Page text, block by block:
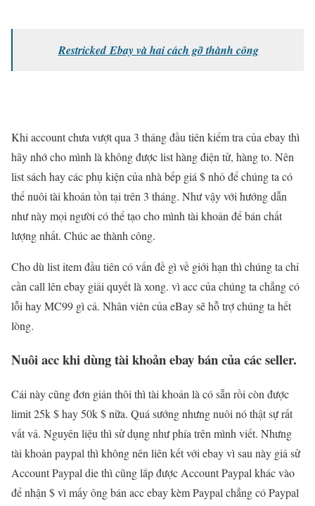
Restricked Ebay và hai cách gỡ thành công
Khi account chưa vượt qua 3 tháng đầu tiên kiểm tra của ebay thì
hãy nhớ cho mình là không được list hàng điện tử, hàng to. Nên
list sách hay các phụ kiện của nhà bếp giá $ nhỏ để chúng ta có
thể nuôi tài khoản tồn tại trên 3 tháng. Như vậy với hướng dẫn
như này mọi người có thể tạo cho mình tài khoản để bán chất
lượng nhất. Chúc ae thành công.
Cho dù list item đầu tiên có vấn đề gì về giới hạn thì chúng ta chỉ
cần call lên ebay giải quyết là xong. vì acc của chúng ta chẳng có
lỗi hay MC99 gì cả. Nhân viên của eBay sẽ hỗ trợ chúng ta hết
lòng.
Nuôi acc khi dùng tài khoản ebay bán của các seller.
Cái này cũng đơn giản thôi thì tài khoản là có sẵn rồi còn được
limit 25k $ hay 50k $ nữa. Quá sướng nhưng nuôi nó thật sự rất
vất vả. Nguyên liệu thì sử dụng như phía trên mình viết. Nhưng
tài khoản paypal thì không nên liên kết với ebay vì sau này giả sử
Account Paypal die thì cũng lắp được Account Paypal khác vào
để nhận $ vì mấy ông bán acc ebay kèm Paypal chẳng có Paypal